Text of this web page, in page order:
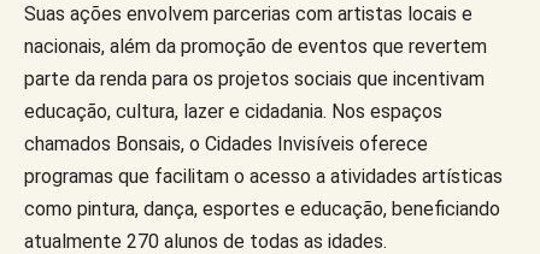
Suas ações envolvem parcerias com artistas locais e
nacionais, além da promoção de eventos que revertem
parte da renda para os projetos sociais que incentivam
educação, cultura, lazer e cidadania. Nos espaços
chamados Bonsais, o Cidades Invisíveis oferece
programas que facilitam o acesso a atividades artísticas
como pintura, dança, esportes e educação, beneficiando
atualmente 270 alunos de todas as idades.